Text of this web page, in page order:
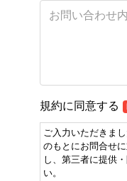
規約に同意する
ご入力いただきま
のもとにお問合せ
し、第三者に提供
い。